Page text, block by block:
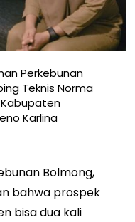
Perkebunan
Teknis Norma
Karlina
Bolmong,
bahwa prospek
bisa dua kali